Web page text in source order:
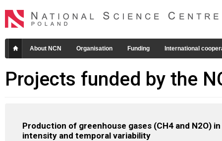
About NCN Organisation Funding International
Projects funded by the
Production of greenhouse gases (CH4 and N2O)
intensity and temporal variability